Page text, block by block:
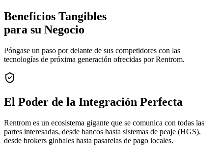
Beneficios Tangibles
para su Negocio
Póngase un paso por delante de sus competidores con las
tecnologías de próxima generación ofrecidas por Rentrom.
El Poder de la Integración Perfecta
Rentrom es un ecosistema gigante que se comunica con todas las
partes interesadas, desde bancos hasta sistemas de peaje (HGS),
desde brokers globales hasta pasarelas de pago locales.